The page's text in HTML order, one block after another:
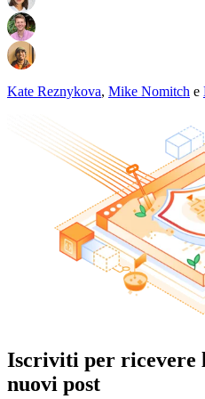
Kate Reznykova, Mike Nomitch e
Iscriviti per ricevere
nuovi post